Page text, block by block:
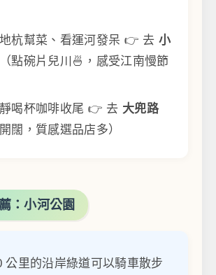
杭幫菜、看運河發呆 👉 去小
（點碗片兒川🍜，感受江南慢節
喝杯咖啡收尾 👉 去 大兜路
開闊，質感選品店多）
：小河公園
公里的沿岸綠道可以騎車散步